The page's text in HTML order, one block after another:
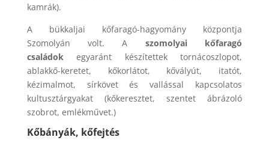
kamrák).
A bükkaljai kőfaragó-hagyomány központja
Szomolyán volt. A szomolyai kőfaragó
családokegyaránt készítettek tornácoszlopot,
ablakkő-keretet, kőkorlátot, kővályút, itatót,
kézimalmot, sírkövet és vallással kapcsolatos
kultusztárgyakat (kőkeresztet, szentet ábrázoló
szobrot, emlékművet.)
Kőbányák, kőfejtés